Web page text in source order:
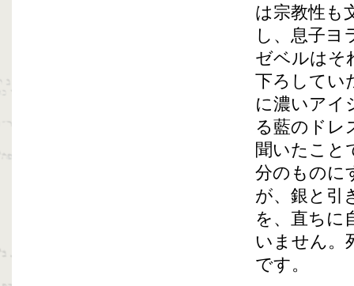
は宗教性も
し、息子ヨ
ゼベルはそ
下ろしてい
に濃いアイ
る藍のドレ
聞いたこと
分のものに
が、銀と引
を、直ちに
いません。
です。